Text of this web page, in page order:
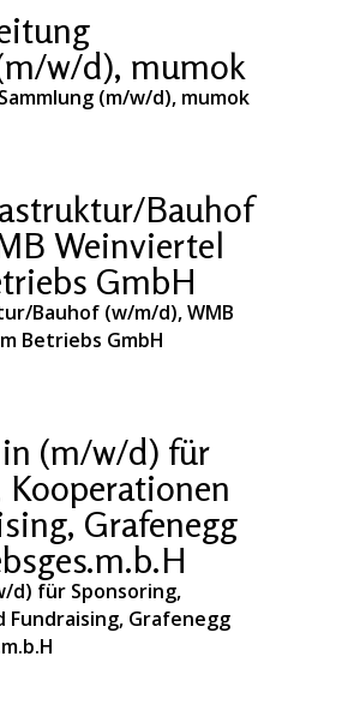
w/d), mumok
(m/w/d), mumok
Bauhof
Weinviertel
GmbH
Bauhof (w/m/d), WMB
Betriebs GmbH
(m/w/d) für
Grafenegg
d) für Sponsoring,
Fundraising, Grafenegg